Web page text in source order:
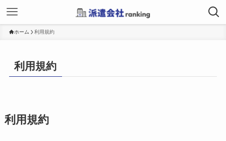
ホーム 利用規約
利用規約
利用規約